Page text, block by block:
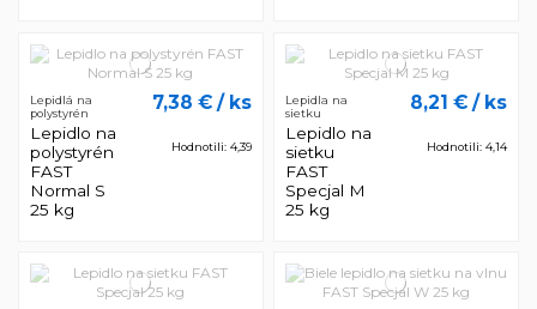
Lepidlá na
polystyrén
Lepidlo na
polystyrén
FAST
Normal S
25 kg
7,38 € / ks
Hodnotili: 4,39
Lepidla na
sietku
Lepidlo na
sietku
FAST
Specjal M
25 kg
8,21 € / ks
Hodnotili: 4,14